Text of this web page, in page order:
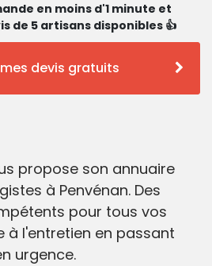
en moins d'1 minute et
de 5 artisans disponibles 👍
devis gratuits
propose son annuaire
à Penvénan. Des
pour tous vos
à l'entretien en passant
urgence.